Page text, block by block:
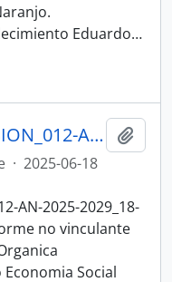
Eduardo…
007_AUDIO Y VIDEO_SESION_012-AN-2025-2029_18-06-25SESION DEL PLENO N 012 ASAMBLEA NACIONAL 2025-2027
· 2025-06-18
AN-2025-2029_18-
no vinculante
Social